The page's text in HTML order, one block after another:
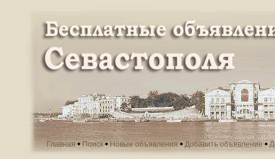
Главная Поиск Новые объявления Добавить объявление